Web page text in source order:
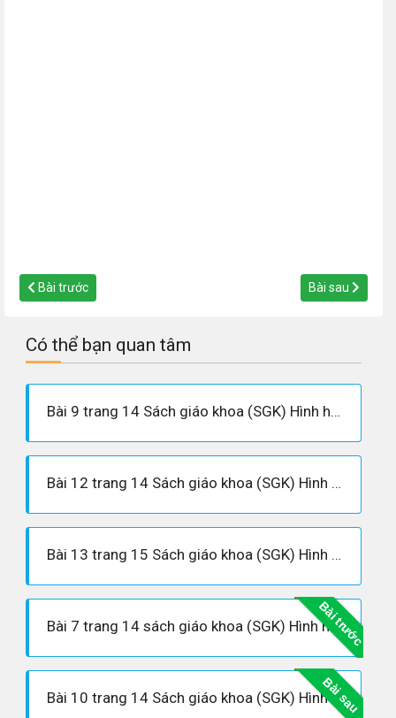
Bài trước Bài sau
Có thể bạn quan tâm
Bài 9 trang 14 Sách giáo khoa (SGK) Hình học 10 Nâng cao
Bài 12 trang 14 Sách giáo khoa (SGK) Hình học 10 Nâng cao
Bài 13 trang 15 Sách giáo khoa (SGK) Hình học 10 Nâng cao
Bài trước
Bài 7 trang 14 sách giáo khoa (SGK) Hình học 10 Nâng cao
Bài sau
Bài 10 trang 14 Sách giáo khoa (SGK) Hình học 10 Nâng cao